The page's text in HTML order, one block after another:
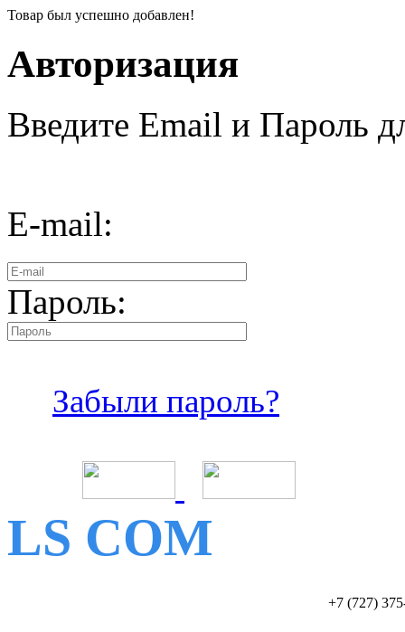
Товар был успешно добавлен!
Авторизация
Введите Email и Пароль
E-mail:
Пароль:
Забыли пароль?
LS COM
+7 (727)